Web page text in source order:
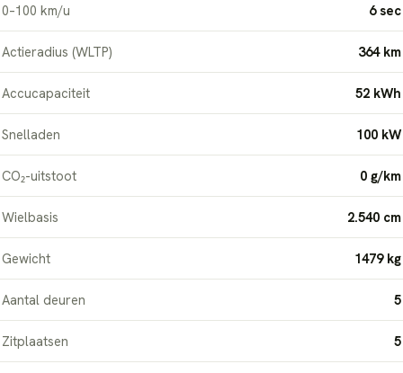
0–100 km/u 6 sec
Actieradius (WLTP) 364 km
Accucapaciteit 52 kWh
Snelladen 100 kW
CO₂-uitstoot 0 g/km
Wielbasis 2.540 cm
Gewicht 1479 kg
Aantal deuren 5
Zitplaatsen 5